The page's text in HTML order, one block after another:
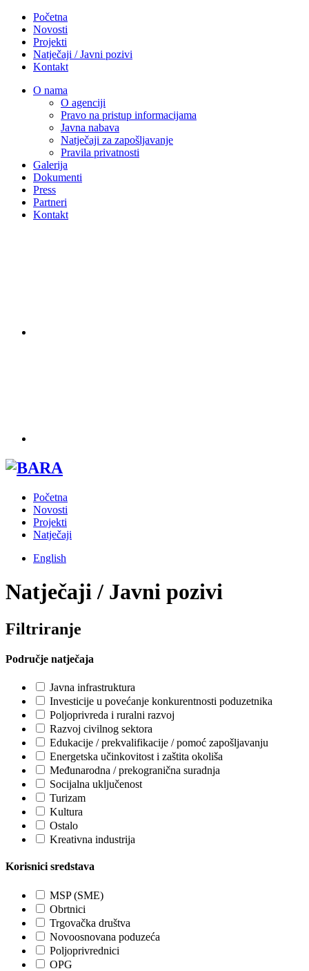
Početna
Novosti
Projekti
Natječaji / Javni pozivi
Kontakt
O nama
O agenciji
Pravo na pristup informacijama
Javna nabava
Natječaji za zapošljavanje
Pravila privatnosti
Galerija
Dokumenti
Press
Partneri
Kontakt
Početna
Novosti
Projekti
Natječaji
English
Natječaji / Javni pozivi
Filtriranje
Područje natječaja
Javna infrastruktura
Investicije u povećanje konkurentnosti poduzetnika
Poljoprivreda i ruralni razvoj
Razvoj civilnog sektora
Edukacije / prekvalifikacije / pomoć zapošljavanju
Energetska učinkovitost i zaštita okoliša
Međunarodna / prekogranična suradnja
Socijalna uključenost
Turizam
Kultura
Ostalo
Kreativna industrija
Korisnici sredstava
MSP (SME)
Obrtnici
Trgovačka društva
Novoosnovana poduzeća
Poljoprivrednici
OPG